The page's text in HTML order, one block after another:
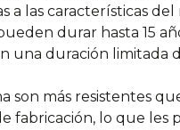
a las características del
durar hasta 15
una duración limitada
son más resistentes
fabricación, lo que les